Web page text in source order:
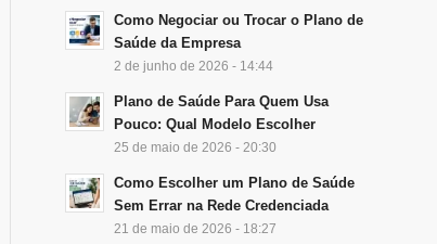
Como Negociar ou Trocar o Plano de
Saúde da Empresa
2 de junho de 2026 - 14:44
Plano de Saúde Para Quem Usa
Pouco: Qual Modelo Escolher
25 de maio de 2026 - 20:30
Como Escolher um Plano de Saúde
Sem Errar na Rede Credenciada
21 de maio de 2026 - 18:27